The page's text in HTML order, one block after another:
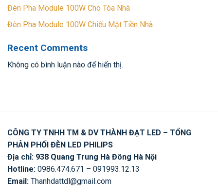
Đèn Pha Module 100W Cho Tòa Nhà
Đèn Pha Module 100W Chiếu Mặt Tiền Nhà
Recent Comments
Không có bình luận nào để hiển thị.
CÔNG TY TNHH TM & DV THÀNH ĐẠT LED – TỔNG
PHÂN PHỐI ĐÈN LED PHILIPS
Địa chỉ: 938 Quang Trung Hà Đông Hà Nội
Hotline: 0986.474.671 – 091993.12.13
Email: Thanhdattdl@gmail.com